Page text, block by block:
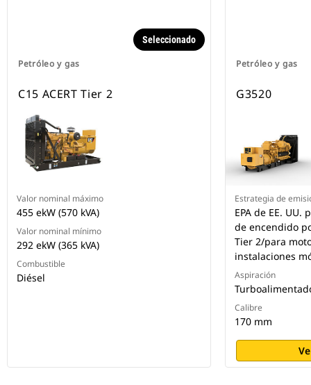
Petróleo y gas
Seleccionado
C15 ACERT Tier 2
Valor nominal máximo
455 ekW (570 kVA)
Valor nominal mínimo
292 ekW (365 kVA)
Combustible
Diésel
Petróleo y gas
G3520
Estrategia de
EPA de EE.
de encendido
Tier 2/para
instalaciones
Aspiración
Calibre
170 mm